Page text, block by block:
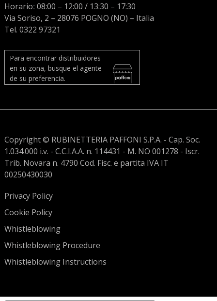
Horario:08:00 – 12:00 / 13:30 – 17:30
Via Soriso, 2 – 28076 POGNO (NO) – Italia
Tel. 0322 97321
Para encontrar distribuidores
en su zona, busque el agente
de su preferencia.
Copyright © RUBINETTERIA PAFFONI S.P.A. - Cap. Soc.
1.034.000 i.v. - C.C.I.A.A. n. 114431 - M. NO 001278 - Iscr.
Trib. Novara n. 4790 Cod. Fisc. e partita IVA IT
00250430030
Privacy Policy
Cookie Policy
Whistleblowing
Whistleblowing Procedure
Whistleblowing Instructions